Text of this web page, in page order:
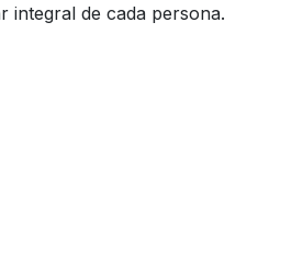
integral de cada persona.